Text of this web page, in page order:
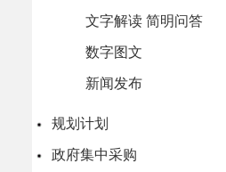
文字解读 简明问答
数字图文
新闻发布
规划计划
政府集中采购